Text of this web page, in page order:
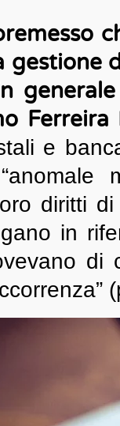
gestione
Ferreira
e
diritti
in
di